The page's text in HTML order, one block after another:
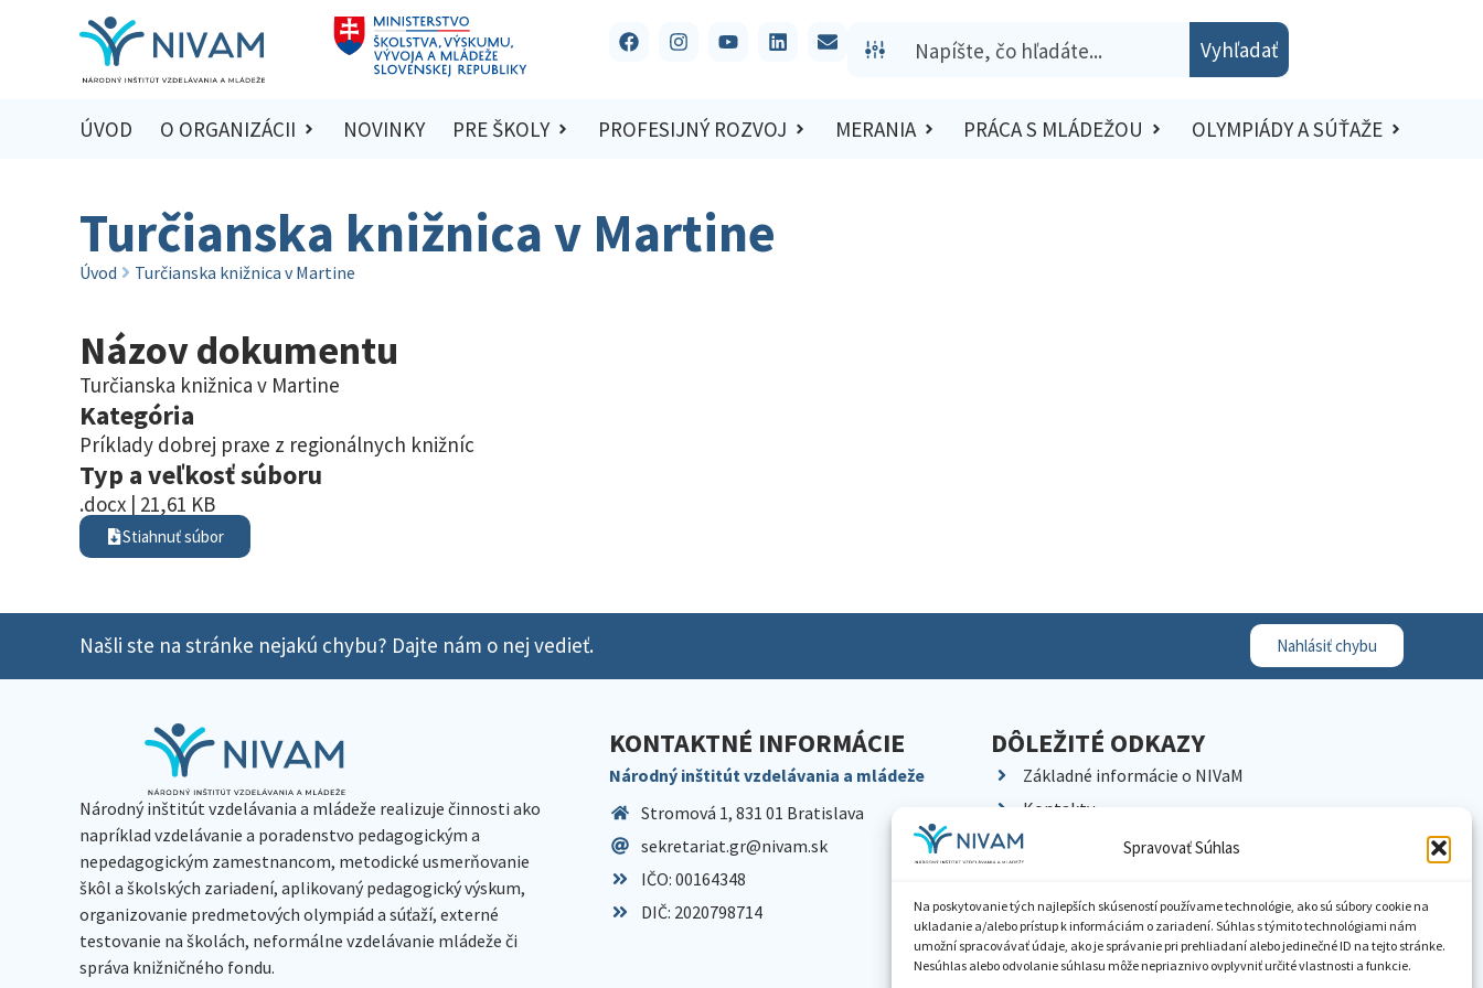
Spravovať Súhlas
Na poskytovanie tých najlepších skúseností používame technológie, ako sú súbory cookie na
ukladanie a/alebo prístup k informáciám o zariadení. Súhlas s týmito technológiami nám
umožní spracovávať údaje, ako je správanie pri prehliadaní alebo jedinečné ID na tejto stránke.
Nesúhlas alebo odvolanie súhlasu môže nepriaznivo ovplyvniť určité vlastnosti a funkcie.
Vyhľadať
ÚVOD O ORGANIZÁCII NOVINKY PRE ŠKOLY PROFESIJNÝ ROZVOJ MERANIA PRÁCA S MLÁDEŽOU OLYMPIÁDY A SÚŤAŽE
Turčianska knižnica v Martine
Úvod Turčianska knižnica v Martine
Názov dokumentu
Turčianska knižnica v Martine
Kategória
Príklady dobrej praxe z regionálnych knižníc
Typ a veľkosť súboru
.docx | 21,61 KB
Stiahnuť súbor
Našli ste na stránke nejakú chybu? Dajte nám o nej vedieť. Nahlásiť chybu
Národný inštitút vzdelávania a mládeže realizuje činnosti ako
napríklad vzdelávanie a poradenstvo pedagogickým a
nepedagogickým zamestnancom, metodické usmerňovanie
škôl a školských zariadení, aplikovaný pedagogický výskum,
organizovanie predmetových olympiád a súťaží, externé
testovanie na školách, neformálne vzdelávanie mládeže či
správa knižničného fondu.
KONTAKTNÉ INFORMÁCIE
Národný inštitút vzdelávania a mládeže
Stromová 1, 831 01 Bratislava
sekretariat.gr@nivam.sk
IČO: 00164348
DIČ: 2020798714
DÔLEŽITÉ ODKAZY
Základné informácie o NIVaM
Kontakty
Kariéra
Pracoviská NIVaM
Dokumenty inštitúcie
Knižnica